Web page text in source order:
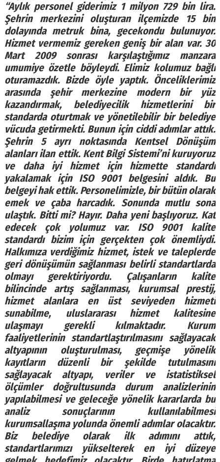
“Aylık personel giderimiz 1 milyon 729 bin lira.
Şehrin merkezini oluşturan ilçemizde 15 bin
dolayında metruk bina, gecekondu bulunuyor.
Hizmet vermemiz gereken geniş bir alan var. 30
Mart 2009 sonrası karşılaştığımız manzara
umumiye özetle böyleydi. Elimiz kolumuz bağlı
oturamazdık. Bizde öyle yaptık. Önceliklerimiz
arasında şehir merkezine modern bir yüz
kazandırmak, belediyecilik hizmetlerini bir
standarda oturtmak ve yönetilebilir bir belediye
vücuda getirmekti. Bunun için ciddi adımlar attık.
Şehrin 5 ayrı noktasında Kentsel Dönüşüm
alanları ilan ettik. Kent Bilgi Sistemi’ni kuruyoruz
ve daha iyi hizmet için hizmette standardı
yakalamak için ISO 9001 belgesini aldık. Bu
belgeyi hak ettik. Personelimizle, bir bütün olarak
emek ve çaba harcadık. Sonunda mutlu sona
ulaştık. Bitti mi? Hayır. Daha yeni başlıyoruz. Kat
edecek çok yolumuz var. ISO 9001 kalite
standardı bizim için gerçekten çok önemliydi.
Halkımıza verdiğimiz hizmet, istek ve taleplerde
geri dönüşümün sağlanması belirli standartlarda
olmayı gerektiriyordu. Çalışanların kalite
bilincinde artış sağlanması, kurumsal prestij,
hizmet alanlara en üst seviyeden hizmeti
sunabilme, uluslararası hizmet kalitesine
ulaşmayı gerekli kılmaktadır. Kurum
faaliyetlerinin standartlaştırılmasını sağlayacak
altyapının oluşturulması, geçmişe yönelik
kayıtların düzenli bir şekilde tutulmasını
sağlayacak altyapı, veriler ve istatistiksel
ölçümler doğrultusunda durum analizlerinin
yapılabilmesi ve geleceğe yönelik kararlarda bu
analiz sonuçlarının kullanılabilmesi
kurumsallaşma yolunda önemli adımlar olacaktır.
Biz belediye olarak ilk adımını attık,
standartlarımızı yükselterek en iyi düzeye